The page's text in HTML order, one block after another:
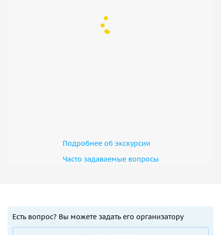
Подробнее об экскурсии
Часто задаваемые вопросы
Есть вопрос? Вы можете задать его организатору